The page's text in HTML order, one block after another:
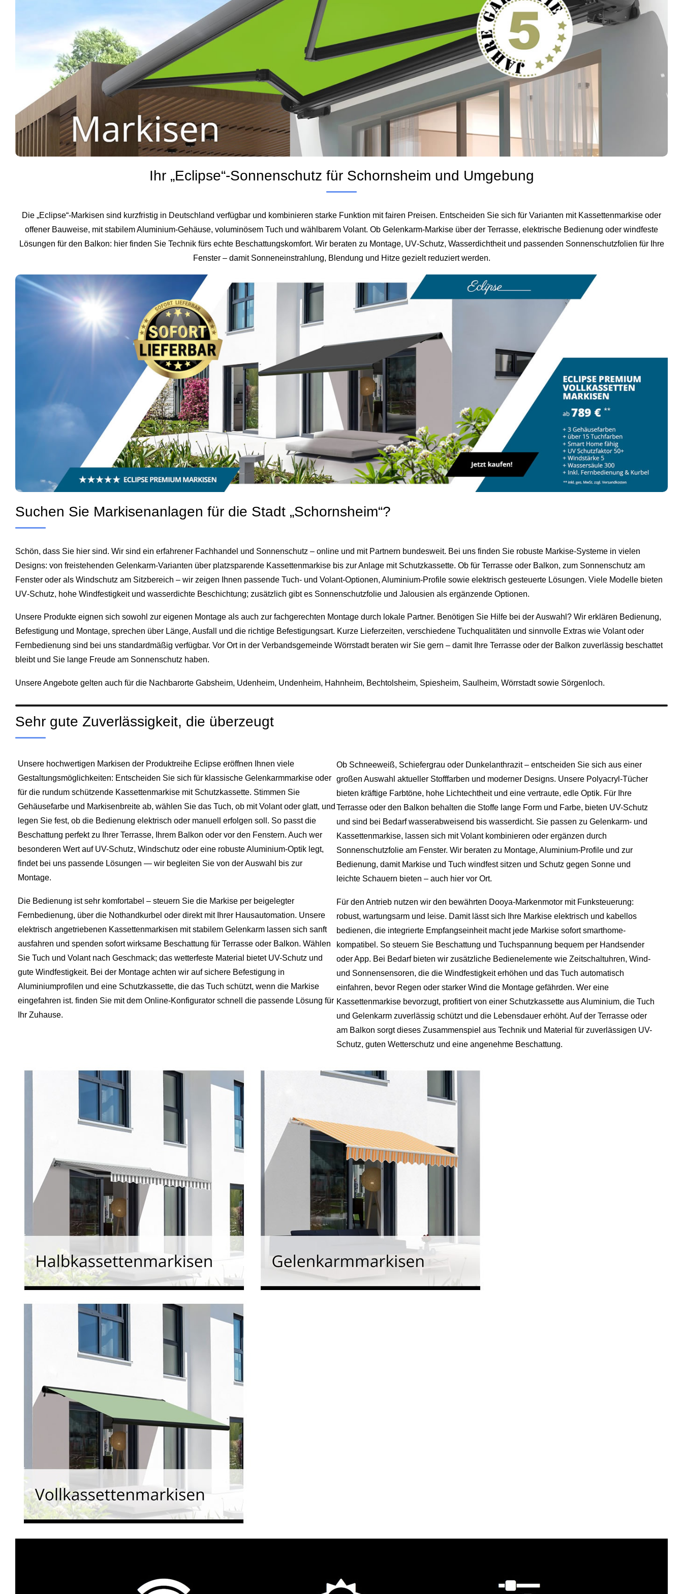
Ihr „Eclipse“-Sonnenschutz für Schornsheim und Umgebung
Die „Eclipse“-Markisen sind kurzfristig in Deutschland verfügbar und kombinieren starke Funktion mit fairen Preisen. Entscheiden Sie sich für Varianten mit Kassettenmarkise oder
offener Bauweise, mit stabilem Aluminium-Gehäuse, voluminösem Tuch und wählbarem Volant. Ob Gelenkarm‑Markise über der Terrasse, elektrische Bedienung oder windfeste
Lösungen für den Balkon: hier finden Sie Technik fürs echte Beschattungskomfort. Wir beraten zu Montage, UV‑Schutz, Wasserdichtheit und passenden Sonnenschutzfolien für Ihre
Fenster – damit Sonneneinstrahlung, Blendung und Hitze gezielt reduziert werden.
Suchen Sie Markisenanlagen für die Stadt „Schornsheim“?
Schön, dass Sie hier sind. Wir sind ein erfahrener Fachhandel und Sonnenschutz – online und mit Partnern bundesweit. Bei uns finden Sie robuste Markise‑Systeme in vielen
Designs: von freistehenden Gelenkarm‑Varianten über platzsparende Kassettenmarkise bis zur Anlage mit Schutzkassette. Ob für Terrasse oder Balkon, zum Sonnenschutz am
Fenster oder als Windschutz am Sitzbereich – wir zeigen Ihnen passende Tuch‑ und Volant‑Optionen, Aluminium‑Profile sowie elektrisch gesteuerte Lösungen. Viele Modelle bieten
UV‑Schutz, hohe Windfestigkeit und wasserdichte Beschichtung; zusätzlich gibt es Sonnenschutzfolie und Jalousien als ergänzende Optionen.
Unsere Produkte eignen sich sowohl zur eigenen Montage als auch zur fachgerechten Montage durch lokale Partner. Benötigen Sie Hilfe bei der Auswahl? Wir erklären Bedienung,
Befestigung und Montage, sprechen über Länge, Ausfall und die richtige Befestigungsart. Kurze Lieferzeiten, verschiedene Tuchqualitäten und sinnvolle Extras wie Volant oder
Fernbedienung sind bei uns standardmäßig verfügbar. Vor Ort in der Verbandsgemeinde Wörrstadtberaten wir Sie gern – damit Ihre Terrasse oder der Balkon zuverlässig beschattet
bleibt und Sie lange Freude am Sonnenschutz haben.
Unsere Angebote gelten auch für die Nachbarorte Gabsheim, Udenheim, Undenheim, Hahnheim, Bechtolsheim, Spiesheim, Saulheim, Wörrstadt sowie Sörgenloch.
Sehr gute Zuverlässigkeit, die überzeugt
Unsere hochwertigen Markisen der Produktreihe Eclipse eröffnen Ihnen viele
Gestaltungsmöglichkeiten: Entscheiden Sie sich für klassische Gelenkarmmarkise oder
für die rundum schützende Kassettenmarkise mit Schutzkassette. Stimmen Sie
Gehäusefarbe und Markisenbreite ab, wählen Sie das Tuch, ob mit Volant oder glatt, und
legen Sie fest, ob die Bedienung elektrisch oder manuell erfolgen soll. So passt die
Beschattung perfekt zu Ihrer Terrasse, Ihrem Balkon oder vor den Fenstern. Auch wer
besonderen Wert auf UV-Schutz, Windschutz oder eine robuste Aluminium-Optik legt,
findet bei uns passende Lösungen — wir begleiten Sie von der Auswahl bis zur
Montage.
Die Bedienung ist sehr komfortabel – steuern Sie die Markise per beigelegter
Fernbedienung, über die Nothandkurbel oder direkt mit Ihrer Hausautomation. Unsere
elektrisch angetriebenen Kassettenmarkisen mit stabilem Gelenkarm lassen sich sanft
ausfahren und spenden sofort wirksame Beschattung für Terrasse oder Balkon. Wählen
Sie Tuch und Volant nach Geschmack; das wetterfeste Material bietet UV-Schutz und
gute Windfestigkeit. Bei der Montage achten wir auf sichere Befestigung in
Aluminiumprofilen und eine Schutzkassette, die das Tuch schützt, wenn die Markise
eingefahren ist. finden Sie mit dem Online-Konfigurator schnell die passende Lösung für
Ihr Zuhause.
Ob Schneeweiß, Schiefergrau oder Dunkelanthrazit – entscheiden Sie sich aus einer
großen Auswahl aktueller Stofffarben und moderner Designs. Unsere Polyacryl-Tücher
bieten kräftige Farbtöne, hohe Lichtechtheit und eine vertraute, edle Optik. Für Ihre
Terrasse oder den Balkon behalten die Stoffe lange Form und Farbe, bieten UV-Schutz
und sind bei Bedarf wasserabweisend bis wasserdicht. Sie passen zu Gelenkarm- und
Kassettenmarkise, lassen sich mit Volant kombinieren oder ergänzen durch
Sonnenschutzfolie am Fenster. Wir beraten zu Montage, Aluminium-Profile und zur
Bedienung, damit Markise und Tuch windfest sitzen und Schutz gegen Sonne und
leichte Schauern bieten – auch hier vor Ort.
Für den Antrieb nutzen wir den bewährten Dooya-Markenmotor mit Funksteuerung:
robust, wartungsarm und leise. Damit lässt sich Ihre Markise elektrisch und kabellos
bedienen, die integrierte Empfangseinheit macht jede Markise sofort smarthome-
kompatibel. So steuern Sie Beschattung und Tuchspannung bequem per Handsender
oder App. Bei Bedarf bieten wir zusätzliche Bedienelemente wie Zeitschaltuhren, Wind-
und Sonnensensoren, die die Windfestigkeit erhöhen und das Tuch automatisch
einfahren, bevor Regen oder starker Wind die Montage gefährden. Wer eine
Kassettenmarkise bevorzugt, profitiert von einer Schutzkassette aus Aluminium, die Tuch
und Gelenkarm zuverlässig schützt und die Lebensdauer erhöht. Auf der Terrasse oder
am Balkon sorgt dieses Zusammenspiel aus Technik und Material für zuverlässigen UV-
Schutz, guten Wetterschutz und eine angenehme Beschattung.